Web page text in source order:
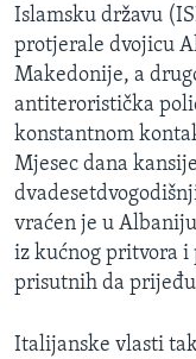
Islamsku državu
protjerale dvojicu
Makedonije, a
antiteroristička
konstantnom
Mjesec dana
vraćen je u
iz kućnog pritvora i
prisutnih da
Italijanske vlasti